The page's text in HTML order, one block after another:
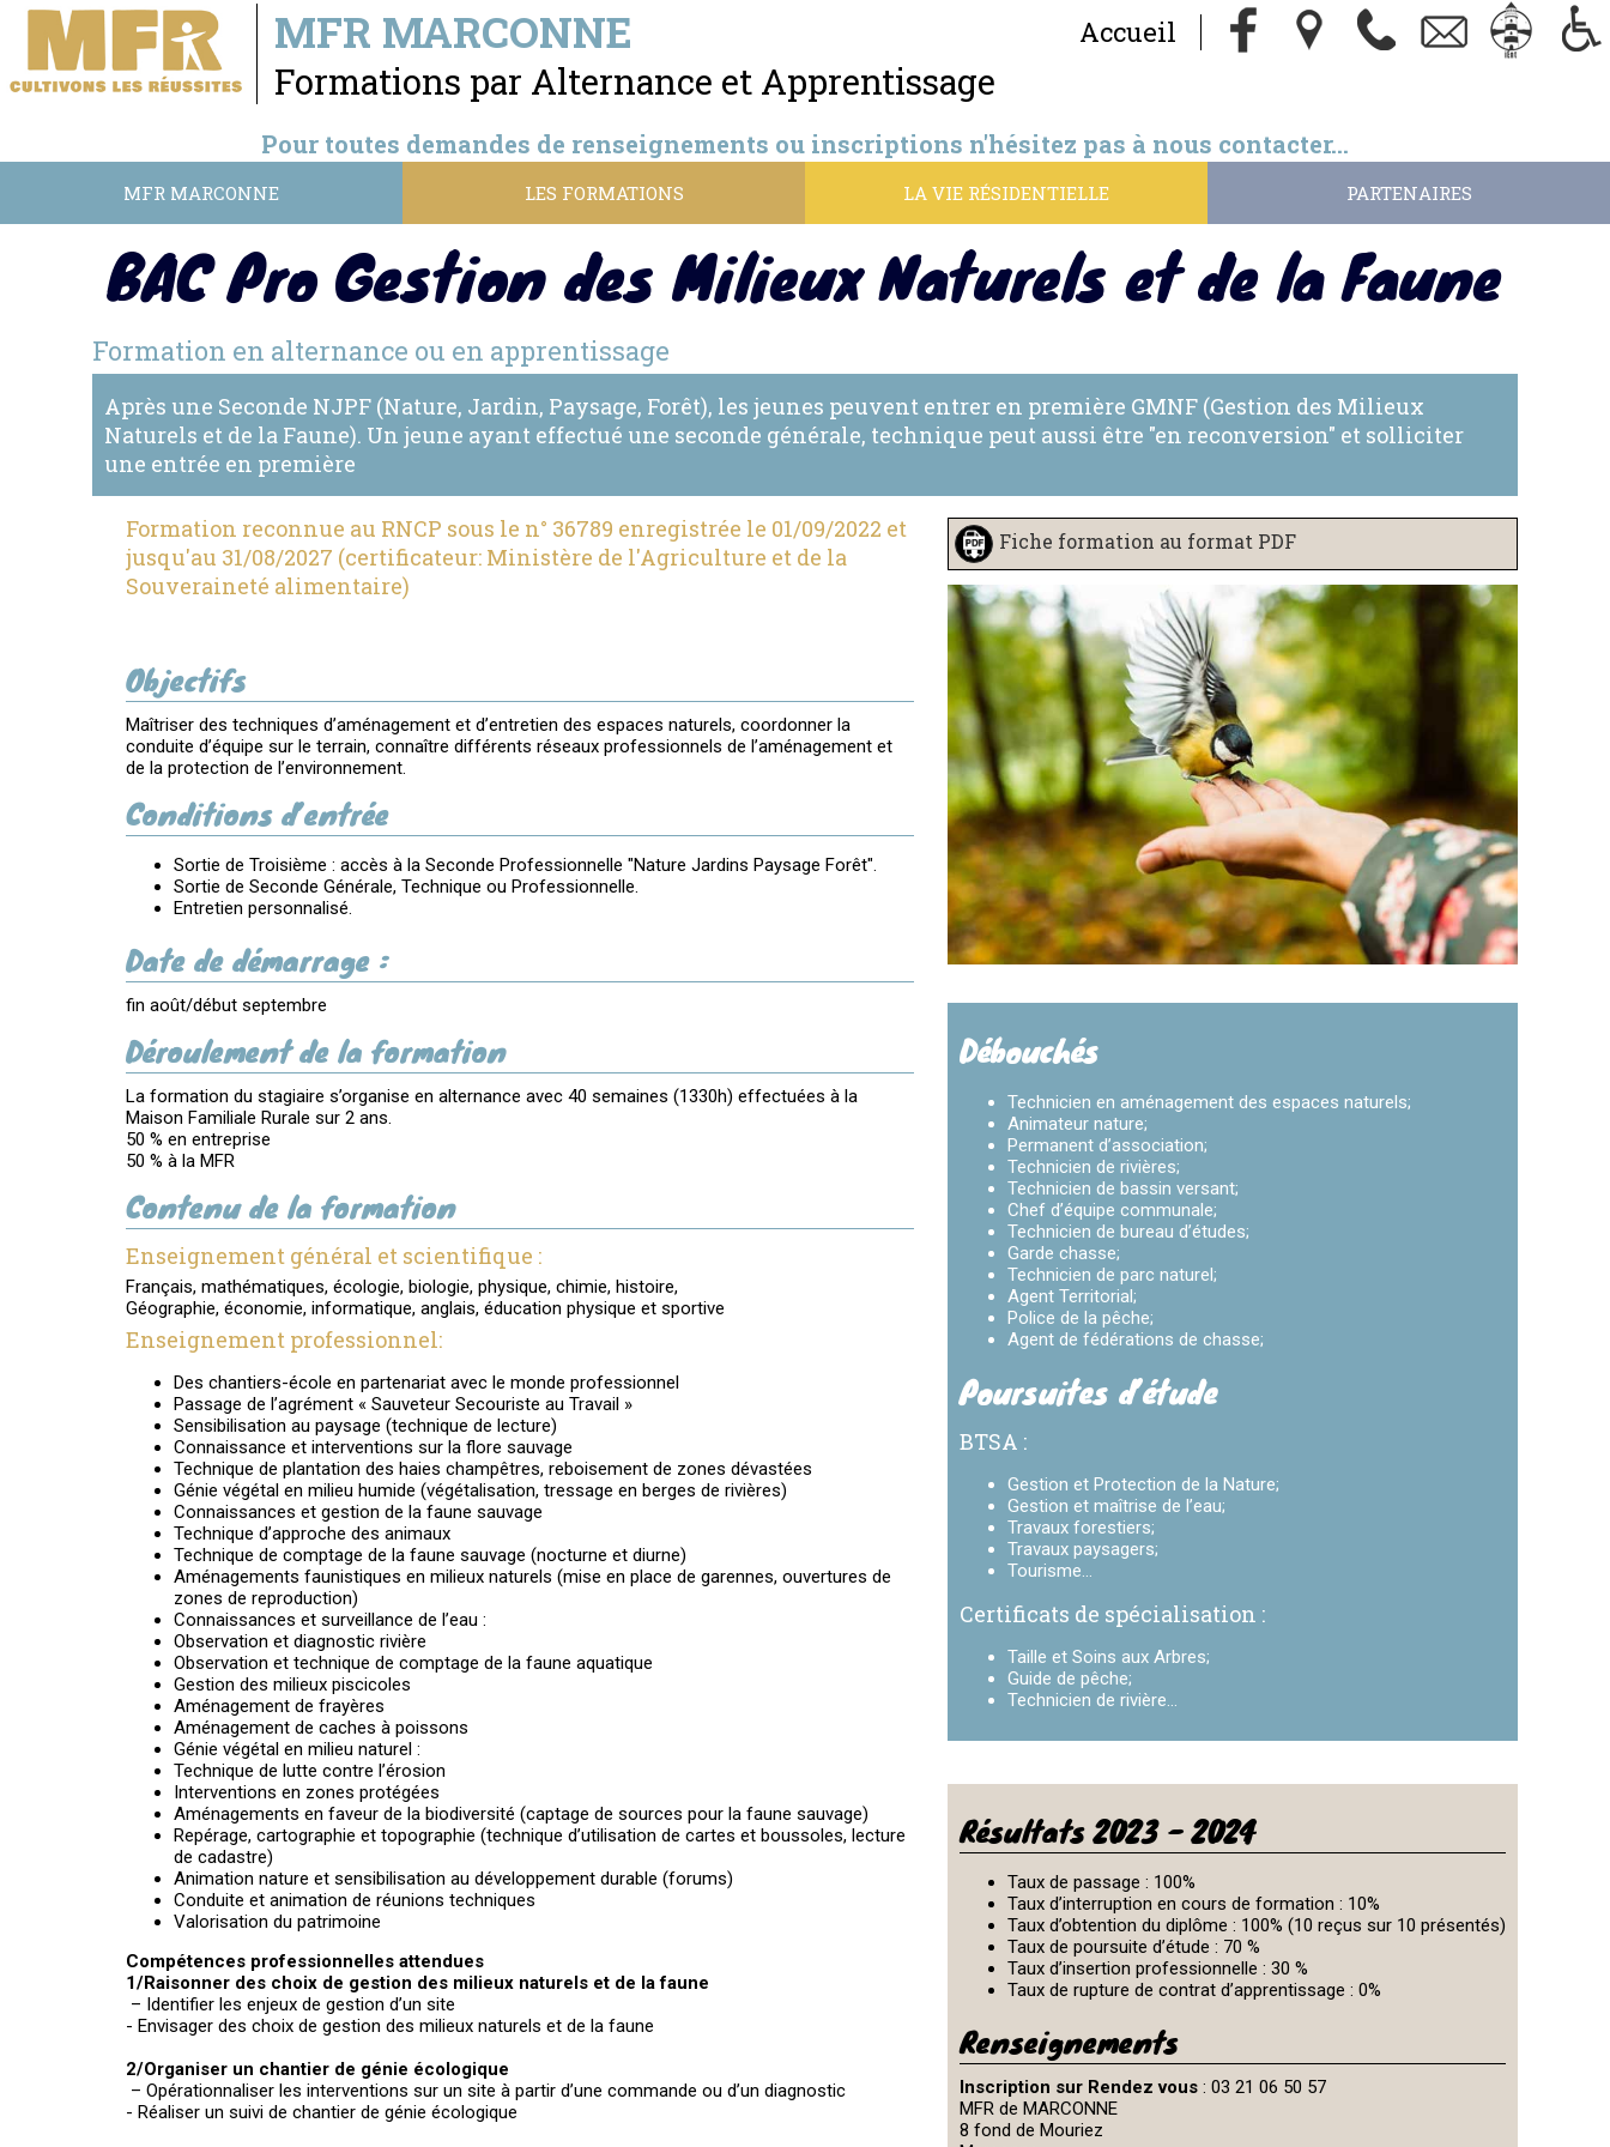
MFR MARCONNE
Formations par Alternance et Apprentissage
Accueil
Pour toutes demandes de renseignements ou inscriptions n'hésitez pas à nous contacter...
MFR MARCONNE LES FORMATIONS LA VIE RÉSIDENTIELLE PARTENAIRES
BAC Pro Gestion des Milieux Naturels et de la Faune
Formation en alternance ou en apprentissage
Après une Seconde NJPF (Nature, Jardin, Paysage, Forêt), les jeunes peuvent entrer en première GMNF (Gestion des Milieux
Naturels et de la Faune). Un jeune ayant effectué une seconde générale, technique peut aussi être "en reconversion" et solliciter
une entrée en première
Formation reconnue au RNCP sous le n° 36789 enregistrée le 01/09/2022 et
jusqu'au 31/08/2027 (certificateur: Ministère de l'Agriculture et de la
Souveraineté alimentaire)
Objectifs
Maîtriser des techniques d’aménagement et d’entretien des espaces naturels, coordonner la
conduite d’équipe sur le terrain, connaître différents réseaux professionnels de l’aménagement et
de la protection de l’environnement.
Conditions d’entrée
Sortie de Troisième : accès à la Seconde Professionnelle "Nature Jardins Paysage Forêt".
Sortie de Seconde Générale, Technique ou Professionnelle.
Entretien personnalisé.
Date de démarrage :
fin août/début septembre
Déroulement de la formation
La formation du stagiaire s’organise en alternance avec 40 semaines (1330h) effectuées à la
Maison Familiale Rurale sur 2 ans.
50 % en entreprise
50 % à la MFR
Contenu de la formation
Enseignement général et scientifique :
Français, mathématiques, écologie, biologie, physique, chimie, histoire,
Géographie, économie, informatique, anglais, éducation physique et sportive
Enseignement professionnel:
Des chantiers-école en partenariat avec le monde professionnel
Passage de l’agrément « Sauveteur Secouriste au Travail »
Sensibilisation au paysage (technique de lecture)
Connaissance et interventions sur la flore sauvage
Technique de plantation des haies champêtres, reboisement de zones dévastées
Génie végétal en milieu humide (végétalisation, tressage en berges de rivières)
Connaissances et gestion de la faune sauvage
Technique d’approche des animaux
Technique de comptage de la faune sauvage (nocturne et diurne)
Aménagements faunistiques en milieux naturels (mise en place de garennes, ouvertures de
zones de reproduction)
Connaissances et surveillance de l’eau :
Observation et diagnostic rivière
Observation et technique de comptage de la faune aquatique
Gestion des milieux piscicoles
Aménagement de frayères
Aménagement de caches à poissons
Génie végétal en milieu naturel :
Technique de lutte contre l’érosion
Interventions en zones protégées
Aménagements en faveur de la biodiversité (captage de sources pour la faune sauvage)
Repérage, cartographie et topographie (technique d’utilisation de cartes et boussoles, lecture
de cadastre)
Animation nature et sensibilisation au développement durable (forums)
Conduite et animation de réunions techniques
Valorisation du patrimoine
Compétences professionnelles attendues
1/Raisonner des choix de gestion des milieux naturels et de la faune
– Identifier les enjeux de gestion d’un site
- Envisager des choix de gestion des milieux naturels et de la faune
2/Organiser un chantier de génie écologique
– Opérationnaliser les interventions sur un site à partir d’une commande ou d’un diagnostic
- Réaliser un suivi de chantier de génie écologique
Fiche formation au format PDF
Débouchés
Technicien en aménagement des espaces naturels;
Animateur nature;
Permanent d’association;
Technicien de rivières;
Technicien de bassin versant;
Chef d’équipe communale;
Technicien de bureau d’études;
Garde chasse;
Technicien de parc naturel;
Agent Territorial;
Police de la pêche;
Agent de fédérations de chasse;
Poursuites d’étude
BTSA :
Gestion et Protection de la Nature;
Gestion et maîtrise de l’eau;
Travaux forestiers;
Travaux paysagers;
Tourisme...
Certificats de spécialisation :
Taille et Soins aux Arbres;
Guide de pêche;
Technicien de rivière...
Résultats 2023 - 2024
Taux de passage : 100%
Taux d’interruption en cours de formation : 10%
Taux d’obtention du diplôme : 100% (10 reçus sur 10 présentés)
Taux de poursuite d’étude : 70 %
Taux d’insertion professionnelle : 30 %
Taux de rupture de contrat d’apprentissage : 0%
Renseignements
Inscription sur Rendez vous : 03 21 06 50 57
MFR de MARCONNE
8 fond de Mouriez